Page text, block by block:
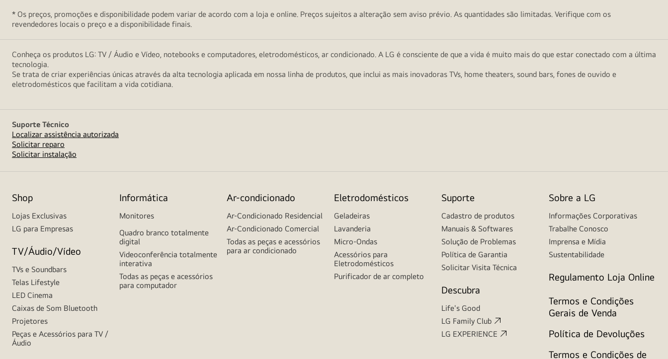
* Os preços, promoções e disponibilidade podem variar de acordo com a loja e online. Preços sujeitos a alteração sem aviso prévio. As quantidades são limitadas. Verifique com os
revendedores locais o preço e a disponibilidade finais.
Conheça os produtos LG: TV / Áudio e Vídeo, notebooks e computadores, eletrodomésticos, ar condicionado. A LG é consciente de que a vida é muito mais do que estar conectado com a última
tecnologia.
Se trata de criar experiências únicas através da alta tecnologia aplicada em nossa linha de produtos, que inclui as mais inovadoras TVs, home theaters, sound bars, fones de ouvido e
eletrodomésticos que facilitam a vida cotidiana.
Suporte Técnico
Localizar assistência autorizada
Solicitar reparo
Solicitar instalação
Shop
Lojas Exclusivas
LG para Empresas
TV/Áudio/Vídeo
TVs e Soundbars
Telas Lifestyle
LED Cinema
Caixas de Som Bluetooth
Projetores
Peças e Acessórios para TV /
Áudio
Informática
Monitores
Quadro branco totalmente
digital
Videoconferência totalmente
interativa
Todas as peças e acessórios
para computador
Ar-condicionado
Ar-Condicionado Residencial
Ar-Condicionado Comercial
Todas as peças e acessórios
para ar condicionado
Eletrodomésticos
Geladeiras
Lavanderia
Micro-Ondas
Acessórios para
Eletrodomésticos
Purificador de ar completo
Suporte
Cadastro de produtos
Manuais & Softwares
Solução de Problemas
Política de Garantia
Solicitar Visita Técnica
Descubra
Life's Good
LG Family Club
LG EXPERIENCE
Sobre a LG
Informações Corporativas
Trabalhe Conosco
Imprensa e Mídia
Sustentabilidade
Regulamento Loja Online
Termos e Condições
Gerais de Venda
Política de Devoluções
Termos e Condições de